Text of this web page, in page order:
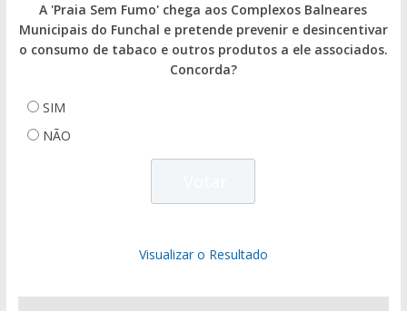
A 'Praia Sem Fumo' chega aos Complexos Balneares
Municipais do Funchal e pretende prevenir e desincentivar
o consumo de tabaco e outros produtos a ele associados.
Concorda?
SIM
NÃO
Visualizar o Resultado